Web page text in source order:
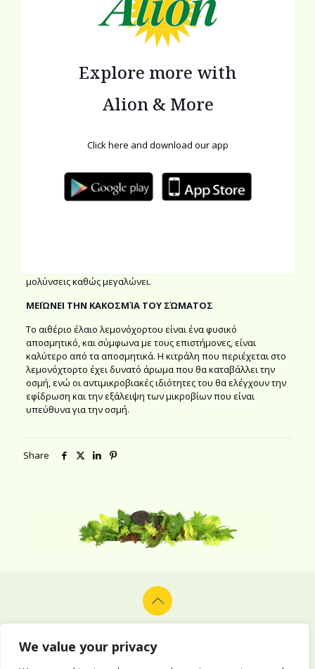
We value your privacy
ΡΥΘΜΊΖΕΙ ΚΑΙ ΜΕΙΏΝΕΙ ΤΗ ΧΟΛΗΣΤΕΡΌΛΗ
Το λεμονόχορτο μειώνει το ποσοστό απορρόφησης της
αίμα. Αυτό σημαίνει ότι εμποδίζει τη συσσώρευση πλάκας
στις αρτηρίες, καθώς και στις καρδιαγγειακές παθήσεις.
ΘΕΡΑΠΕΊΑ ΓΙΑ ΤΟ ΚΡΎΩΜΑ ΚΑΙ ΤΗ ΓΡΊΠΗ
λεμονόχορτου μαζί με τα υψηλά επίπεδα της βιταμίνης C
είναι το καλύτερο βότανο για την θεραπεία του κρυώματος
βοηθήσει στην καταπολέμηση των λοιμώξεων.
ΤΟ ΚΑΛΎΤΕΡΟ ΓΙΑ ΤΟ ΘΗΛΑΣΜΌ
μολύνσεις καθώς μεγαλώνει.
ΜΕΙΏΝΕΙ ΤΗΝ ΚΑΚΟΣΜΊΑ ΤΟΥ ΣΏΜΑΤΟΣ
Το αιθέριο έλαιο λεμονόχορτου είναι ένα φυσικό
αποσμητικό, και σύμφωνα με τους επιστήμονες, είναι
καλύτερο από τα αποσμητικά. Η κιτράλη που περιέχεται στο
λεμονόχτορτο έχει δυνατό άρωμα που θα καταβάλλει την
οσμή, ενώ οι αντιμικροβιακές ιδιότητες του θα ελέγχουν την
εφίδρωση και την εξάλειψη των μικροβίων που είναι
υπεύθυνα για την οσμή.
Share
Design and development by
Explore more with
Alion & More
Click here and download our app